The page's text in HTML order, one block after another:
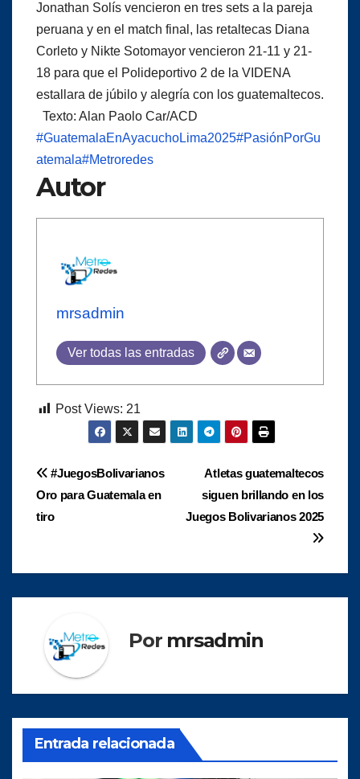
Jonathan Solís vencieron en tres sets a la pareja
peruana y en el match final, las retaltecas Diana
Corleto y Nikte Sotomayor vencieron 21-11 y 21-
18 para que el Polideportivo 2 de la VIDENA
estallara de júbilo y alegría con los guatemaltecos.
Texto: Alan Paolo Car/ACD
#GuatemalaEnAyacuchoLima2025#PasiónPorGu
atemala#Metroredes
Autor
mrsadmin
Ver todas las entradas
Post Views: 21
Navegación
de
Atletas guatemaltecos
siguen brillando en los
Juegos Bolivarianos 2025
#JuegosBolivarianos
Oro para Guatemala en
tiro
Por mrsadmin
Entrada relacionada